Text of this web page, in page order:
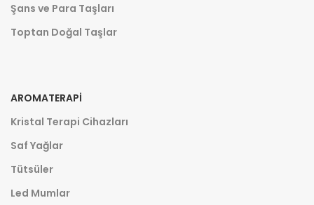
Şans ve Para Taşları
Toptan Doğal Taşlar
AROMATERAPI
Kristal Terapi Cihazları
Saf Yağlar
Tütsüler
Led Mumlar